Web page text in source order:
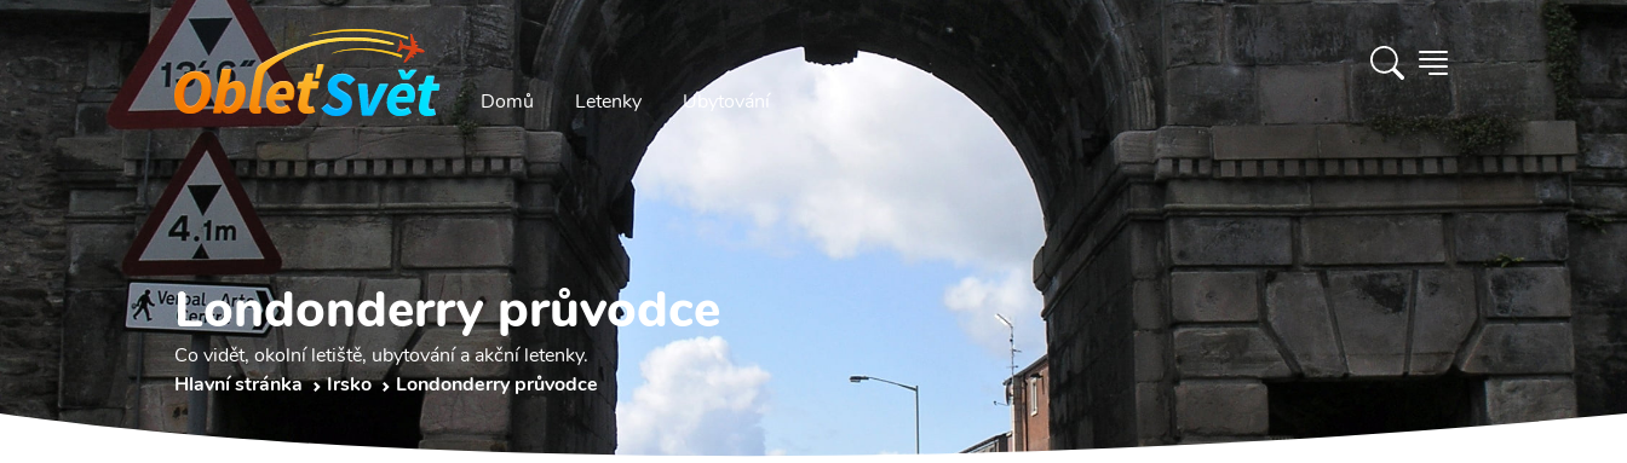
Domů Letenky Ubytování
Londonderry průvodce
Co vidět, okolní letiště, ubytování a akční letenky.
Hlavní stránka
Irsko Londonderry průvodce